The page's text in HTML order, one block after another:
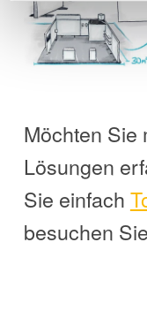
Möchten Sie
Lösungen
Sie einfach
besuchen